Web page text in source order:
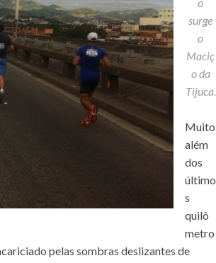
surge
o
Maciç
o da
Tijuca.
Muito
além
dos
último
s
quilô
metro
pelas sombras deslizantes de